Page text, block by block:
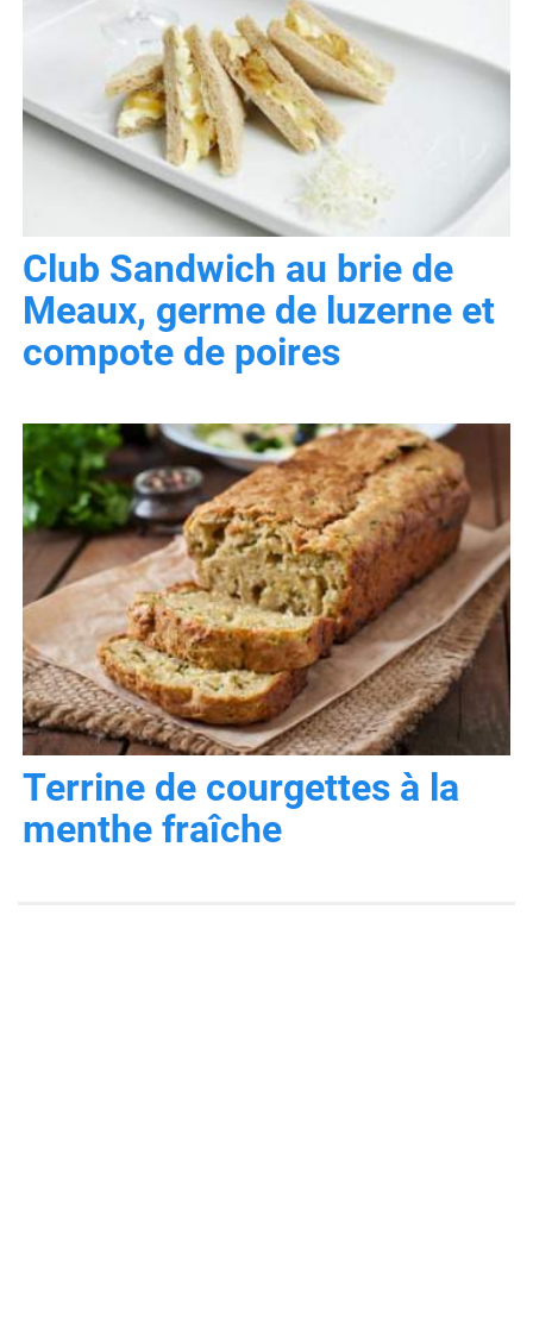
Club Sandwich au brie de
Meaux, germe de luzerne et
compote de poires
Terrine de courgettes à la
menthe fraîche